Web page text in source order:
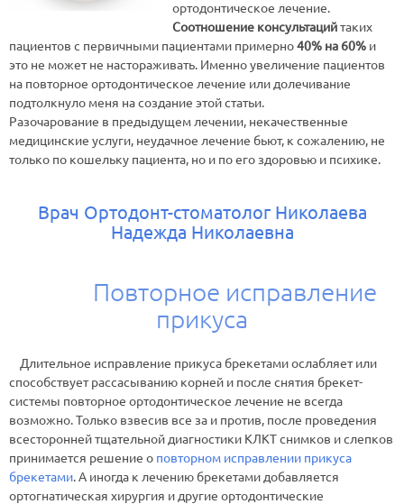
ортодонтическое лечение.
Соотношение консультацийтаких
пациентов с первичными пациентами примерно40% на 60% и
это не может не настораживать. Именно увеличение пациентов
на повторное ортодонтическое лечение или долечивание
подтолкнуло меня на создание этой статьи.
Разочарование в предыдущем лечении, некачественные
медицинские услуги, неудачное лечение бьют, к сожалению, не
только по кошельку пациента, но и по его здоровью и психике.
Врач Ортодонт-стоматолог Николаева
Надежда Николаевна
Повторное исправление
прикуса
Длительное исправление прикуса брекетами ослабляет или
способствует рассасыванию корней и после снятия брекет-
системы повторное ортодонтическое лечение не всегда
возможно. Только взвесив все за и против, после проведения
всесторонней тщательной диагностики КЛКТ снимков и слепков
принимается решение о повторном исправлении прикуса
брекетами. А иногда к лечению брекетами добавляется
ортогнатическая хирургия и другие ортодонтические